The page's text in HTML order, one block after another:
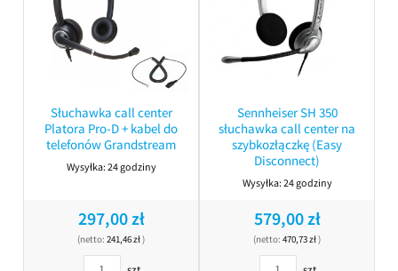
Słuchawka call center
Platora Pro-D + kabel do
telefonów Grandstream
Wysyłka:24 godziny
297,00 zł
(netto: 241,46 zł)
Sennheiser SH 350
słuchawka call center na
szybkozłączkę (Easy
Disconnect)
Wysyłka:24 godziny
579,00 zł
(netto: 470,73 zł)